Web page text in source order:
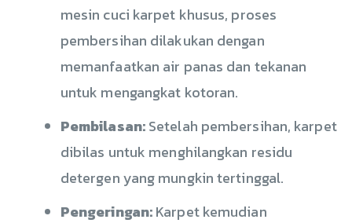
mesin cuci karpet khusus, proses
pembersihan dilakukan dengan
memanfaatkan air panas dan tekanan
untuk mengangkat kotoran.
Pembilasan:Setelah pembersihan, karpet
dibilas untuk menghilangkan residu
detergen yang mungkin tertinggal.
Pengeringan:Karpet kemudian